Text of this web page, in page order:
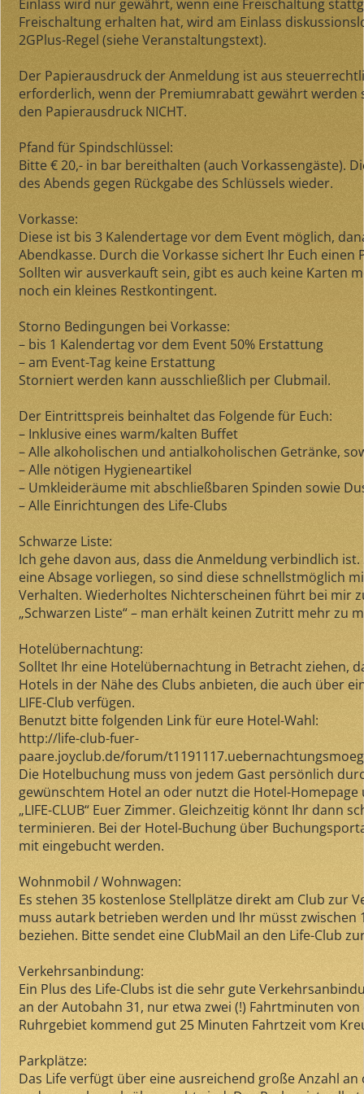
Einlass wird nur gewährt, wenn eine Freischaltung
Freischaltung erhalten hat, wird am Einlass
2GPlus-Regel (siehe Veranstaltungstext).
Der Papierausdruck der Anmeldung ist aus
erforderlich, wenn der Premiumrabatt gewährt werden
den Papierausdruck NICHT.
Pfand für Spindschlüssel:
Bitte € 20,- in bar bereithalten (auch Vorkassengäste).
des Abends gegen Rückgabe des Schlüssels wieder.
Vorkasse:
Diese ist bis 3 Kalendertage vor dem Event möglich,
Abendkasse. Durch die Vorkasse sichert Ihr Euch
Sollten wir ausverkauft sein, gibt es auch keine Karten
noch ein kleines Restkontingent.
Storno Bedingungen bei Vorkasse:
– bis 1 Kalendertag vor dem Event 50% Erstattung
– am Event-Tag keine Erstattung
Storniert werden kann ausschließlich per Clubmail.
Der Eintrittspreis beinhaltet das Folgende für Euch:
– Inklusive eines warm/kalten Buffet
– Alle alkoholischen und antialkoholischen Getränke,
– Alle nötigen Hygieneartikel
– Umkleideräume mit abschließbaren Spinden sowie
– Alle Einrichtungen des Life-Clubs
Schwarze Liste:
Ich gehe davon aus, dass die Anmeldung verbindlich
eine Absage vorliegen, so sind diese schnellstmöglich
Verhalten. Wiederholtes Nichterscheinen führt bei mir
„Schwarzen Liste“ – man erhält keinen Zutritt mehr zu
Hotelübernachtung:
Solltet Ihr eine Hotelübernachtung in Betracht ziehen,
Hotels in der Nähe des Clubs anbieten, die auch über
LIFE-Club verfügen.
Benutzt bitte folgenden Link für eure Hotel-Wahl:
http://life-club-fuer-
paare.joyclub.de/forum/
Die Hotelbuchung muss von jedem Gast persönlich
gewünschtem Hotel an oder nutzt die Hotel-
„LIFE-CLUB“ Euer Zimmer. Gleichzeitig könnt Ihr dann
terminieren. Bei der Hotel-Buchung über
mit eingebucht werden.
Wohnmobil / Wohnwagen:
Es stehen 35 kostenlose Stellplätze direkt am Club zur
muss autark betrieben werden und Ihr müsst zwischen
beziehen. Bitte sendet eine ClubMail an den Life-Club
Verkehrsanbindung:
Ein Plus des Life-Clubs ist die sehr gute
an der Autobahn 31, nur etwa zwei (!) Fahrtminuten
Ruhrgebiet kommend gut 25 Minuten Fahrtzeit vom
Parkplätze:
Das Life verfügt über eine ausreichend große Anzahl